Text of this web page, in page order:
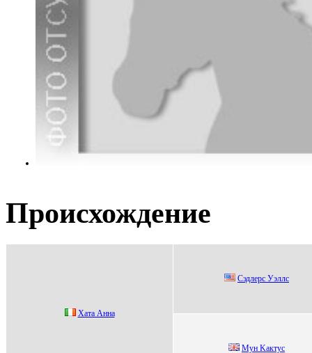
Происхождение
Хата Aнна
Cэдлерc Уэллc
Мун Kактуc